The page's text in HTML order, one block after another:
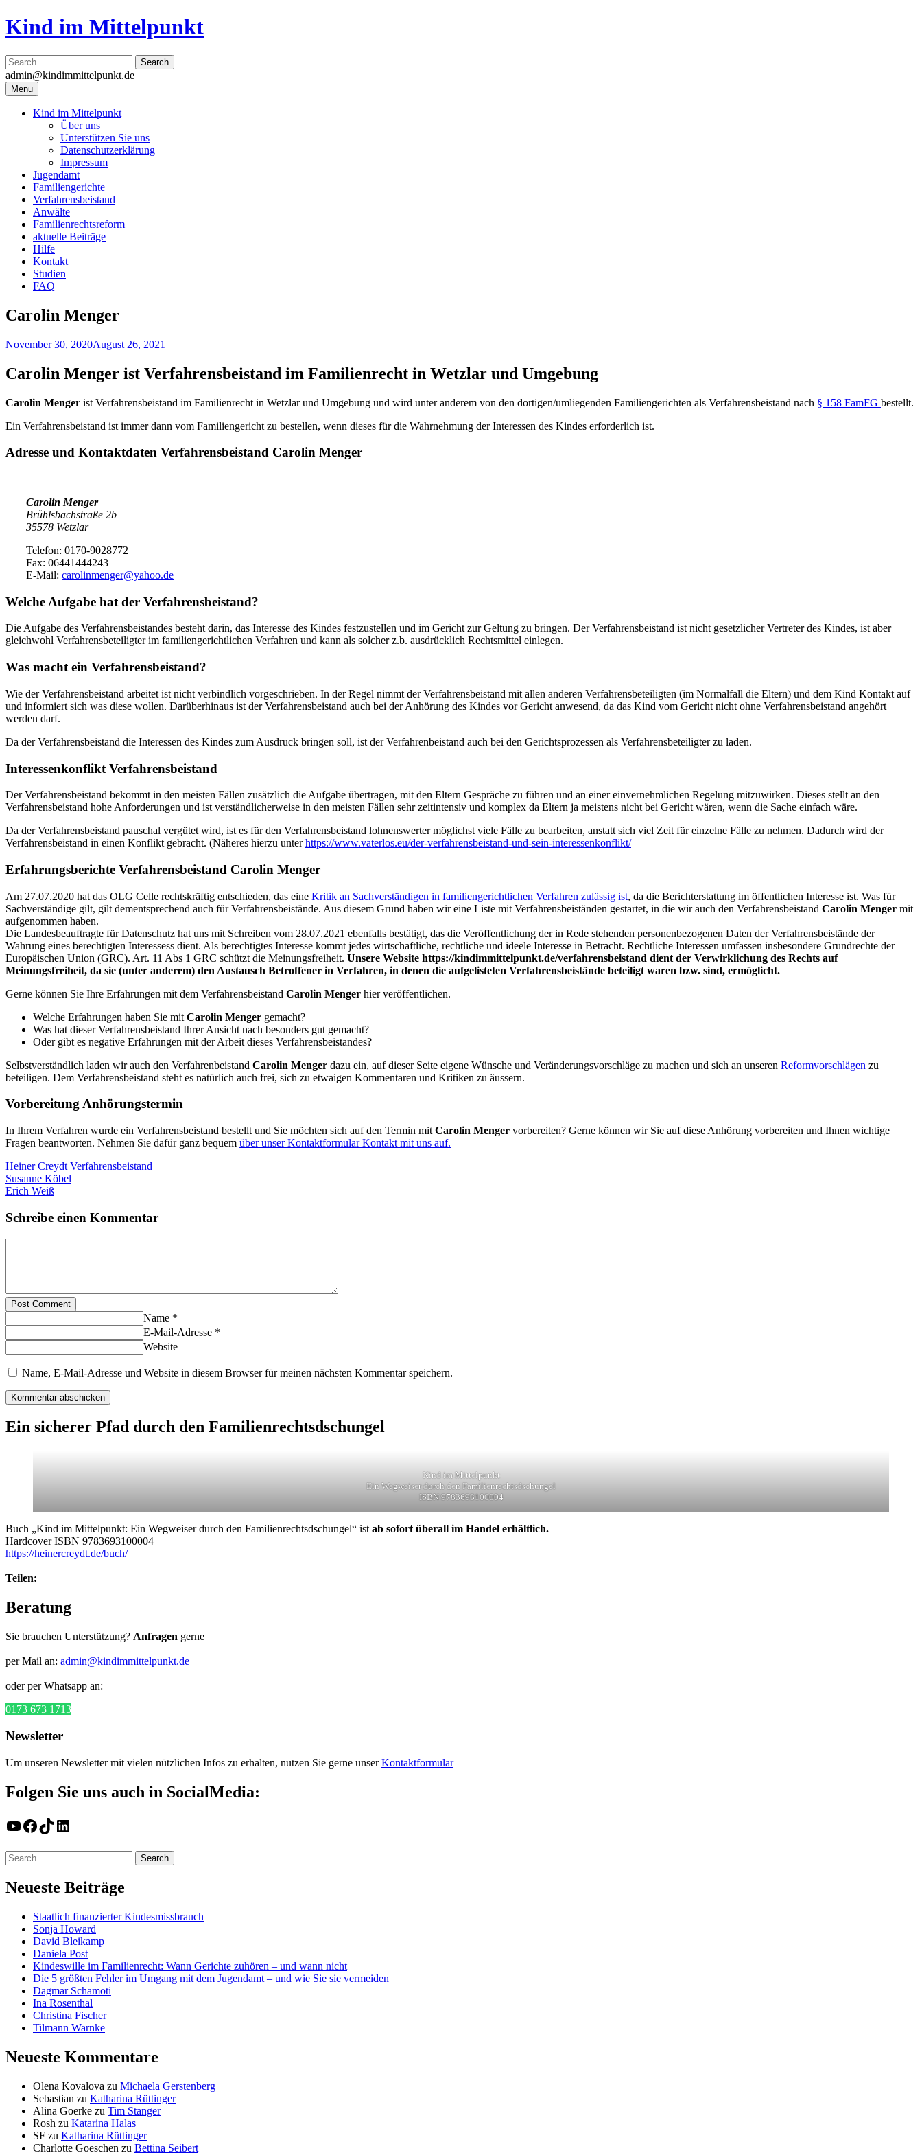
Skip
to
Kind im Mittelpunkt
admin@kindimmittelpunkt.de
Menu
Kind im Mittelpunkt
Über uns
Unterstützen Sie uns
Datenschutzerklärung
Impressum
Jugendamt
Familiengerichte
Verfahrensbeistand
Anwälte
Familienrechtsreform
aktuelle Beiträge
Hilfe
Kontakt
Studien
FAQ
Carolin Menger
November 30, 2020August 26, 2021
Carolin Menger ist Verfahrensbeistand im Familienrecht in Wetzlar und Umgebung
Carolin Menger ist Verfahrensbeistand im Familienrecht in Wetzlar und Umgebung und wird unter anderem von den dortigen/umliegenden Familiengerichten als Verfahrensbeistand nach § 158 FamFG bestellt.
Ein Verfahrensbeistand ist immer dann vom Familiengericht zu bestellen, wenn dieses für die Wahrnehmung der Interessen des Kindes erforderlich ist.
Adresse und Kontaktdaten Verfahrensbeistand Carolin Menger
Carolin Menger
Brühlsbachstraße 2b
35578 Wetzlar
Telefon: 0170-9028772
Fax: 06441444243
E-Mail: carolinmenger@yahoo.de
Welche Aufgabe hat der Verfahrensbeistand?
Die Aufgabe des Verfahrensbeistandes besteht darin, das Interesse des Kindes festzustellen und im Gericht zur Geltung zu bringen. Der Verfahrensbeistand ist nicht gesetzlicher Vertreter des Kindes, ist aber
gleichwohl Verfahrensbeteiligter im familiengerichtlichen Verfahren und kann als solcher z.b. ausdrücklich Rechtsmittel einlegen.
Was macht ein Verfahrensbeistand?
Wie der Verfahrensbeistand arbeitet ist nicht verbindlich vorgeschrieben. In der Regel nimmt der Verfahrensbeistand mit allen anderen Verfahrensbeteiligten (im Normalfall die Eltern) und dem Kind Kontakt auf
und informiert sich was diese wollen. Darüberhinaus ist der Verfahrensbeistand auch bei der Anhörung des Kindes vor Gericht anwesend, da das Kind vom Gericht nicht ohne Verfahrensbeistand angehört
werden darf.
Da der Verfahrensbeistand die Interessen des Kindes zum Ausdruck bringen soll, ist der Verfahrenbeistand auch bei den Gerichtsprozessen als Verfahrensbeteiligter zu laden.
Interessenkonflikt Verfahrensbeistand
Der Verfahrensbeistand bekommt in den meisten Fällen zusätzlich die Aufgabe übertragen, mit den Eltern Gespräche zu führen und an einer einvernehmlichen Regelung mitzuwirken. Dieses stellt an den
Verfahrensbeistand hohe Anforderungen und ist verständlicherweise in den meisten Fällen sehr zeitintensiv und komplex da Eltern ja meistens nicht bei Gericht wären, wenn die Sache einfach wäre.
Da der Verfahrensbeistand pauschal vergütet wird, ist es für den Verfahrensbeistand lohnenswerter möglichst viele Fälle zu bearbeiten, anstatt sich viel Zeit für einzelne Fälle zu nehmen. Dadurch wird der
Verfahrensbeistand in einen Konflikt gebracht. (Näheres hierzu unterhttps://www.vaterlos.eu/der-verfahrensbeistand-und-sein-interessenkonflikt/
Erfahrungsberichte Verfahrensbeistand Carolin Menger
Am 27.07.2020 hat das OLG Celle rechtskräftig entschieden, das eine Kritik an Sachverständigen in familiengerichtlichen Verfahren zulässig ist, da die Berichterstattung im öffentlichen Interesse ist. Was für
Sachverständige gilt, gilt dementsprechend auch für Verfahrensbeistände. Aus diesem Grund haben wir eine Liste mit Verfahrensbeiständen gestartet, in die wir auch den Verfahrensbeistand Carolin Menger mit
aufgenommen haben.
Die Landesbeauftragte für Datenschutz hat uns mit Schreiben vom 28.07.2021 ebenfalls bestätigt, das die Veröffentlichung der in Rede stehenden personenbezogenen Daten der Verfahrensbeistände der
Wahrung eines berechtigten Interessess dient. Als berechtigtes Interesse kommt jedes wirtschaftliche, rechtliche und ideele Interesse in Betracht. Rechtliche Interessen umfassen insbesondere Grundrechte der
Europäischen Union (GRC). Art. 11 Abs 1 GRC schützt die Meinungsfreiheit. Unsere Website https://kindimmittelpunkt.de/verfahrensbeistand dient der Verwirklichung des Rechts auf
Meinungsfreiheit, da sie (unter anderem) den Austausch Betroffener in Verfahren, in denen die aufgelisteten Verfahrensbeistände beteiligt waren bzw. sind, ermöglicht.
Gerne können Sie Ihre Erfahrungen mit dem Verfahrensbeistand Carolin Menger hier veröffentlichen.
Welche Erfahrungen haben Sie mit Carolin Menger gemacht?
Was hat dieser Verfahrensbeistand Ihrer Ansicht nach besonders gut gemacht?
Oder gibt es negative Erfahrungen mit der Arbeit dieses Verfahrensbeistandes?
Selbstverständlich laden wir auch den Verfahrenbeistand Carolin Menger dazu ein, auf dieser Seite eigene Wünsche und Veränderungsvorschläge zu machen und sich an unseren Reformvorschlägen zu
beteiligen. Dem Verfahrensbeistand steht es natürlich auch frei, sich zu etwaigen Kommentaren und Kritiken zu äussern.
Vorbereitung Anhörungstermin
In Ihrem Verfahren wurde ein Verfahrensbeistand bestellt und Sie möchten sich auf den Termin mit Carolin Menger vorbereiten? Gerne können wir Sie auf diese Anhörung vorbereiten und Ihnen wichtige
Fragen beantworten. Nehmen Sie dafür ganz bequem über unser Kontaktformular Kontakt mit uns auf.
Heiner Creydt Verfahrensbeistand
Susanne Köbel
Erich Weiß
Schreibe einen Kommentar
Post Comment
Name *
E-Mail-Adresse *
Website
Name, E-Mail-Adresse und Website in diesem Browser für meinen nächsten Kommentar speichern.
Ein sicherer Pfad durch den Familienrechtsdschungel
Kind im Mittelpunkt
Ein Wegweiser durch den Familienrechtsdschungel
ISBN 9783693100004
Buch „Kind im Mittelpunkt: Ein Wegweiser durch den Familienrechtsdschungel“ ist ab sofort überall im Handel erhältlich.
Hardcover ISBN 9783693100004
https://heinercreydt.de/buch/
Teilen:
Beratung
Sie brauchen Unterstützung? Anfragen gerne
per Mail an: admin@kindimmittelpunkt.de
oder per Whatsapp an:
0173 673 1713
Newsletter
Um unseren Newsletter mit vielen nützlichen Infos zu erhalten, nutzen Sie gerne unserKontaktformular
Folgen Sie uns auch in SocialMedia:
YouTube
Facebook
TikTokLinkedIn
Neueste Beiträge
Staatlich finanzierter Kindesmissbrauch
Sonja Howard
David Bleikamp
Daniela Post
Kindeswille im Familienrecht: Wann Gerichte zuhören – und wann nicht
Die 5 größten Fehler im Umgang mit dem Jugendamt – und wie Sie sie vermeiden
Dagmar Schamoti
Ina Rosenthal
Christina Fischer
Tilmann Warnke
Neueste Kommentare
Olena Kovalova zu Michaela Gerstenberg
Sebastian zu Katharina Rüttinger
Alina Goerke zu Tim Stanger
Rosh zu Katarina Halas
SF zu Katharina Rüttinger
Charlotte Goeschen zu Bettina Seibert